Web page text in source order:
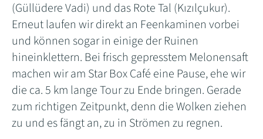
(Güllüdere Vadi) und das Rote Tal (Kızılçukur).
Erneut laufen wir direkt an Feenkaminen vorbei
und können sogar in einige der Ruinen
hineinklettern. Bei frisch gepresstem Melonensaft
machen wir am Star Box Café eine Pause, ehe wir
die ca. 5 km lange Tour zu Ende bringen. Gerade
zum richtigen Zeitpunkt, denn die Wolken ziehen
zu und es fängt an, zu in Strömen zu regnen.